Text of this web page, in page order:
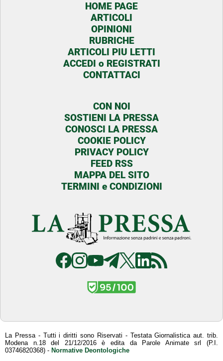
HOME PAGE
ARTICOLI
OPINIONI
RUBRICHE
ARTICOLI PIU LETTI
ACCEDI o REGISTRATI
CONTATTACI
CON NOI
SOSTIENI LA PRESSA
CONOSCI LA PRESSA
COOKIE POLICY
PRIVACY POLICY
FEED RSS
MAPPA DEL SITO
TERMINI e CONDIZIONI
La Pressa - Tutti i diritti sono Riservati - Testata Giornalistica aut. trib.
Modena n.18 del 21/12/2016 è edita da Parole Animate srl (P.I.
03746820368) - Normative Deontologiche